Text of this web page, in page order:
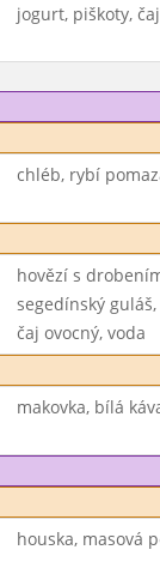
jogurt, piškoty, čaj
chléb, rybí
hovězí s
segedínský
čaj ovocný, voda
makovka, bílá
houska, masová